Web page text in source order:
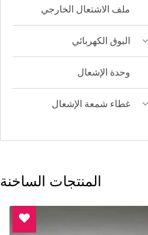
ملف الاشتعال الخارجي
البوق الكهربائي
وحدة الإشعال
غطاء شمعة الإشعال
المنتجات الساخنة